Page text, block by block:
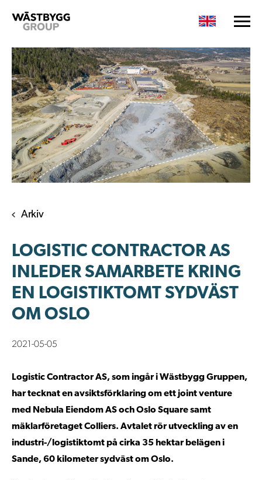
Arkiv
LOGISTIC CONTRACTOR AS
INLEDER SAMARBETE KRING
EN LOGISTIKTOMT SYDVÄST
OM OSLO
2021-05-05
Logistic Contractor AS, som ingår i Wästbygg Gruppen,
har tecknat en avsiktsförklaring om ett joint venture
med Nebula Eiendom AS och Oslo Square samt
mäklarföretaget Colliers. Avtalet rör utveckling av en
industri-/logistiktomt på cirka 35 hektar belägen i
Sande, 60 kilometer sydväst om Oslo.